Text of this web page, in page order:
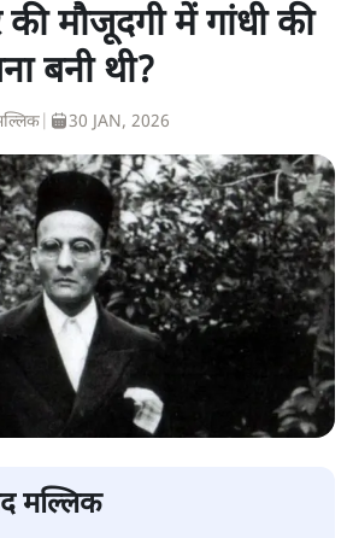
मौजूदगी में गांधी की
बनी थी?
30 JAN, 2026
मल्लिक